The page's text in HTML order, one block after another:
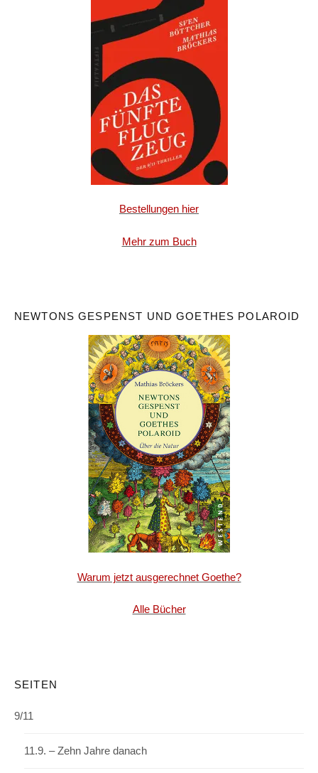
Bestellungen hier
Mehr zum Buch
NEWTONS GESPENST UND GOETHES POLAROID
Warum jetzt ausgerechnet Goethe?
Alle Bücher
SEITEN
9/11
11.9. – Zehn Jahre danach